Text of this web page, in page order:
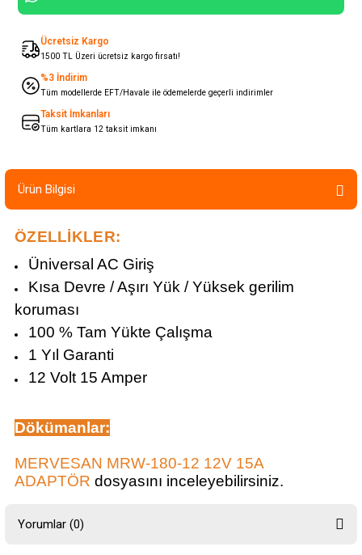
Ücretsiz Kargo
1500 TL Üzeri ücretsiz kargo fırsatı!
%3 İndirim
Tüm modellerde EFT/Havale ile ödemelerde geçerli indirimler
Taksit İmkanları
Tüm kartlara 12 taksit imkanı
Ürün Bilgisi
ÖZELLİKLER:
Üniversal AC Giriş
Kısa Devre / Aşırı Yük / Yüksek gerilim
koruması
100 % Tam Yükte Çalışma
1 Yıl Garanti
12 Volt 15 Amper
Dökümanlar:
MERVESAN MRW-180-12 12V 15A
ADAPTÖR dosyasını inceleyebilirsiniz.
Yorumlar (0)